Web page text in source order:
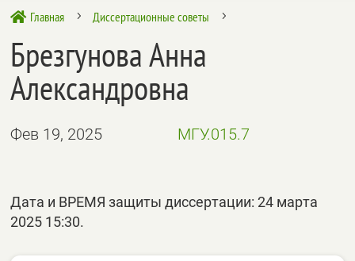
 Главная 5 Диссертационные советы 5
Брезгунова Анна
Александровна
Фев 19, 2025 МГУ.015.7
Дата и ВРЕМЯ защиты диссертации: 24 марта
2025 15:30.